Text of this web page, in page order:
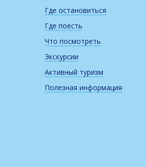
Где остановиться
Где поесть
Что посмотреть
Экскурсии
Активный туризм
Полезная информация